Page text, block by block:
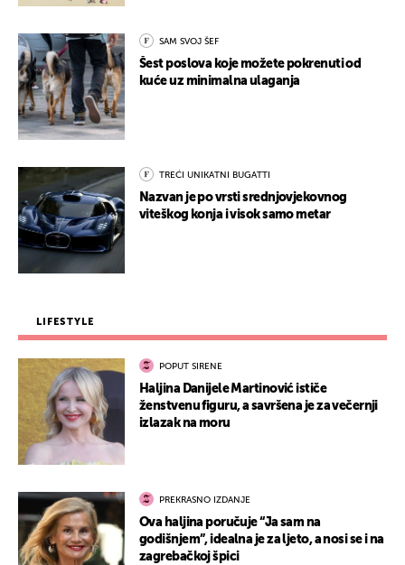
SAM SVOJ ŠEF
Šest poslova koje možete pokrenuti od
kuće uz minimalna ulaganja
TREĆI UNIKATNI BUGATTI
Nazvan je po vrsti srednjovjekovnog
viteškog konja i visok samo metar
LIFESTYLE
POPUT SIRENE
Haljina Danijele Martinović ističe
ženstvenu figuru, a savršena je za večernji
izlazak na moru
PREKRASNO IZDANJE
Ova haljina poručuje “Ja sam na
godišnjem”, idealna je za ljeto, a nosi se i na
zagrebačkoj špici